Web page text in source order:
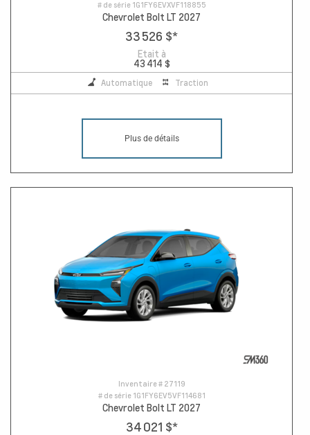
# de série 1G1FY6EVXVF118855
Chevrolet Bolt LT 2027
33 526 $*
Etait à
43 414 $
Automatique Traction
Plus de détails
Inventaire # 27119
# de série 1G1FY6EV5VF114681
Chevrolet Bolt LT 2027
34 021 $*